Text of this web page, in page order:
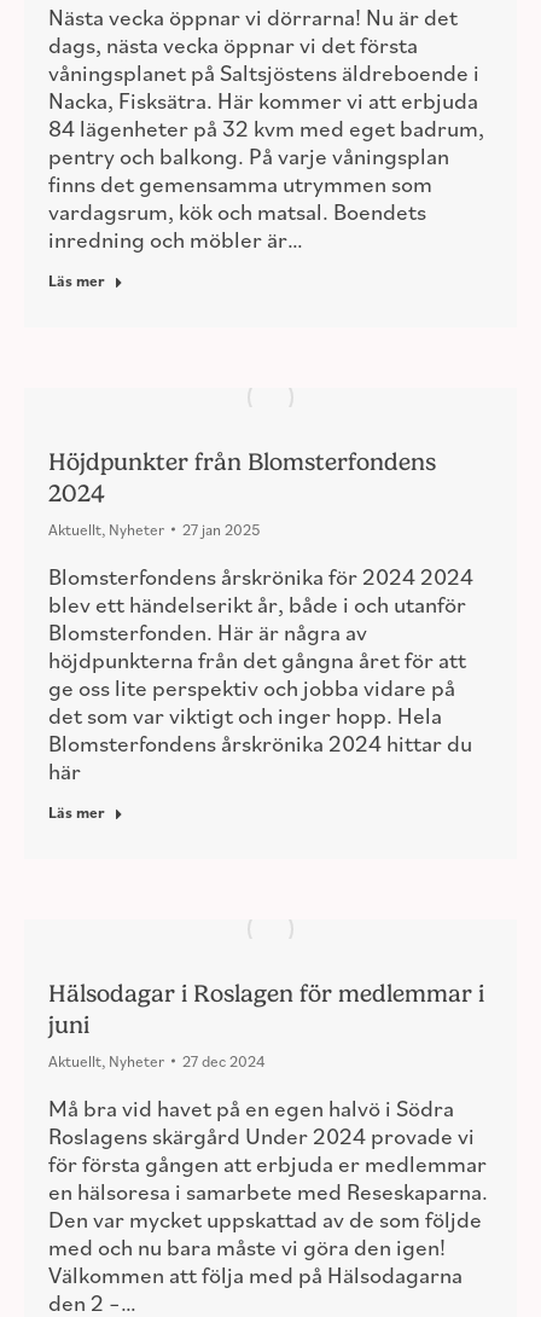
Nästa vecka öppnar vi dörrarna! Nu är det
dags, nästa vecka öppnar vi det första
våningsplanet på Saltsjöstens äldreboende i
Nacka, Fisksätra. Här kommer vi att erbjuda
84 lägenheter på 32 kvm med eget badrum,
pentry och balkong. På varje våningsplan
finns det gemensamma utrymmen som
vardagsrum, kök och matsal. Boendets
inredning och möbler är…
Läs mer
Höjdpunkter från Blomsterfondens
2024
Aktuellt, Nyheter 27 jan 2025
Blomsterfondens årskrönika för 2024 2024
blev ett händelserikt år, både i och utanför
Blomsterfonden. Här är några av
höjdpunkterna från det gångna året för att
ge oss lite perspektiv och jobba vidare på
det som var viktigt och inger hopp. Hela
Blomsterfondens årskrönika 2024 hittar du
här
Läs mer
Hälsodagar i Roslagen för medlemmar i
juni
Aktuellt, Nyheter 27 dec 2024
Må bra vid havet på en egen halvö i Södra
Roslagens skärgård Under 2024 provade vi
för första gången att erbjuda er medlemmar
en hälsoresa i samarbete med Reseskaparna.
Den var mycket uppskattad av de som följde
med och nu bara måste vi göra den igen!
Välkommen att följa med på Hälsodagarna
den 2 –…